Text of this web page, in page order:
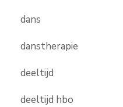
dans
danstherapie
deeltijd
deeltijd hbo